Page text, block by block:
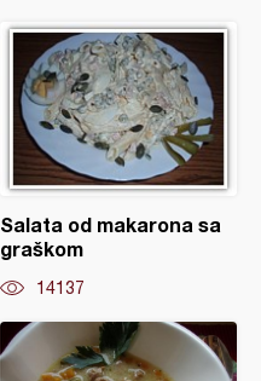
Salata od makarona sa
graškom
14137